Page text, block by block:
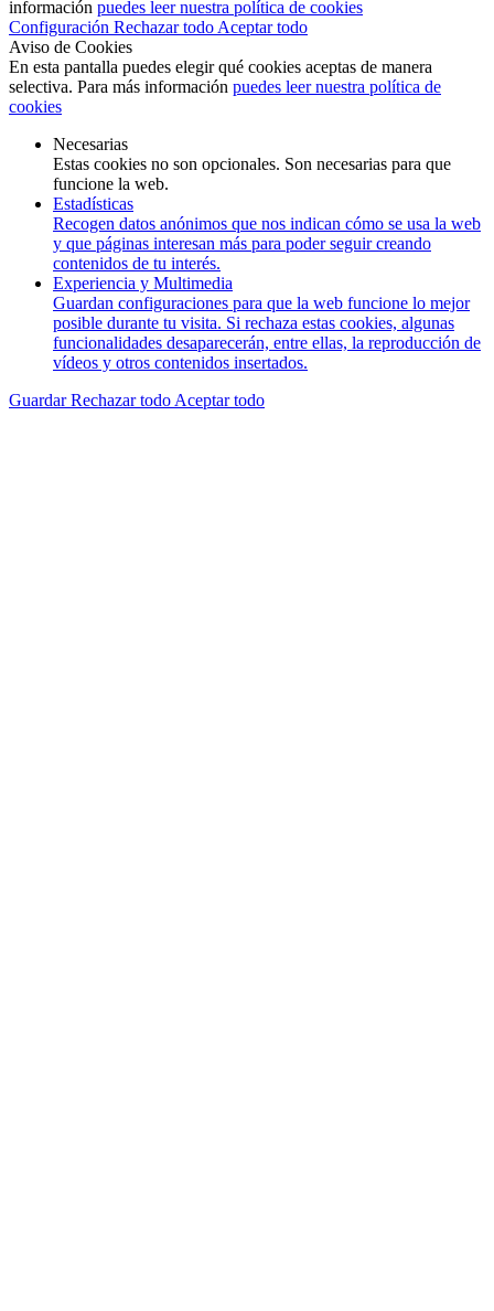
información puedes leer nuestra política de cookies
Configuración Rechazar todo Aceptar todo
Aviso de Cookies
En esta pantalla puedes elegir qué cookies aceptas de manera
selectiva. Para más información puedes leer nuestra política de
cookies
Necesarias
Estas cookies no son opcionales. Son necesarias para que
funcione la web.
Estadísticas
Recogen datos anónimos que nos indican cómo se usa la web
y que páginas interesan más para poder seguir creando
contenidos de tu interés.
Experiencia y Multimedia
Guardan configuraciones para que la web funcione lo mejor
posible durante tu visita. Si rechaza estas cookies, algunas
funcionalidades desaparecerán, entre ellas, la reproducción de
vídeos y otros contenidos insertados.
GuardarRechazar todo Aceptar todo